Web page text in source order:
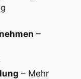
–
– Mehr